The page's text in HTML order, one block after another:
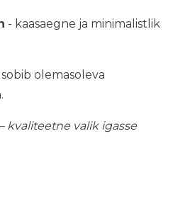
- kaasaegne ja minimalistlik
sobib olemasoleva
kvaliteetne valik igasse